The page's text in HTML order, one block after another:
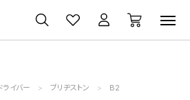
品
買取
無料査定
クーポン
一覧
ライバー ブリヂストン B2